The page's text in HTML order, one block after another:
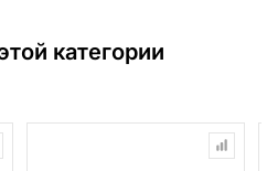
категории